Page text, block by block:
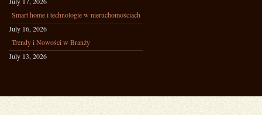
Smart home i technologie w nieruchomościach
July 16, 2026
Trendy i Nowości w Branży
July 13, 2026